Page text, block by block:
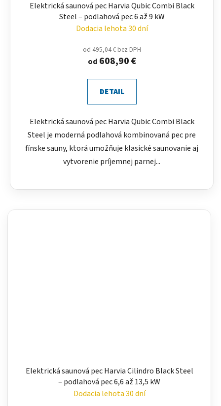
Elektrická saunová pec Harvia Qubic Combi Black
Steel – podlahová pec 6 až 9 kW
Dodacia lehota 30 dní
od 495,04 € bez DPH
od608,90 €
DETAIL
Elektrická saunová pec Harvia Qubic Combi Black
Steel je moderná podlahová kombinovaná pec pre
fínske sauny, ktorá umožňuje klasické saunovanie aj
vytvorenie príjemnej parnej...
Elektrická saunová pec Harvia Cilindro Black Steel
– podlahová pec 6,6 až 13,5 kW
Dodacia lehota 30 dní